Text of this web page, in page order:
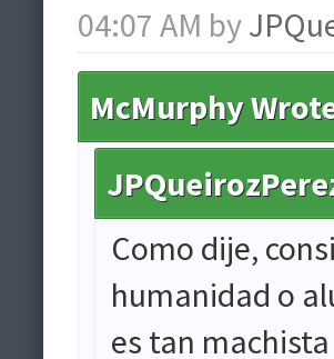
04:07 AM by
McMurphy
Como dije,
humanidad o
es tan